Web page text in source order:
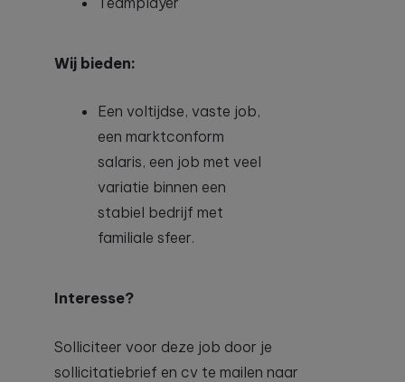
Wij bieden:
Een voltijdse, vaste job,
een marktconform
salaris, een job met veel
variatie binnen een
stabiel bedrijf met
familiale sfeer.
Interesse?
Solliciteer voor deze job door je
sollicitatiebrief en cv te mailen naar